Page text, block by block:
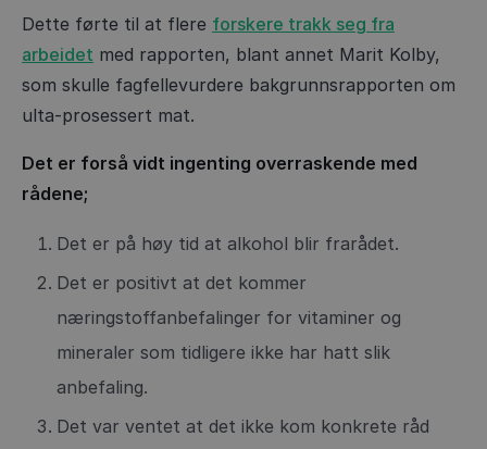
Dette førte til at flere forskere trakk seg fra
arbeidet med rapporten, blant annet Marit Kolby,
som skulle fagfellevurdere bakgrunnsrapporten om
ulta-prosessert mat.
Det er forså vidt ingenting overraskende med
rådene;
Det er på høy tid at alkohol blir frarådet.
Det er positivt at det kommer
næringstoffanbefalinger for vitaminer og
mineraler som tidligere ikke har hatt slik
anbefaling.
Det var ventet at det ikke kom konkrete råd